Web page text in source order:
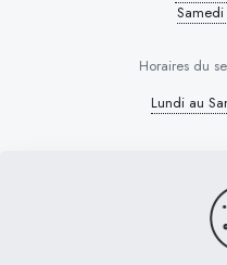
Samedi
Horaires du
Lundi au
Dog Control ©